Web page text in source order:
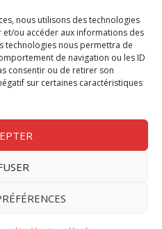
nous utilisons des technologies
ou accéder aux informations des
technologies nous permettra de
de navigation ou les ID
consentir ou de retirer son
sur certaines caractéristiques
Suivre